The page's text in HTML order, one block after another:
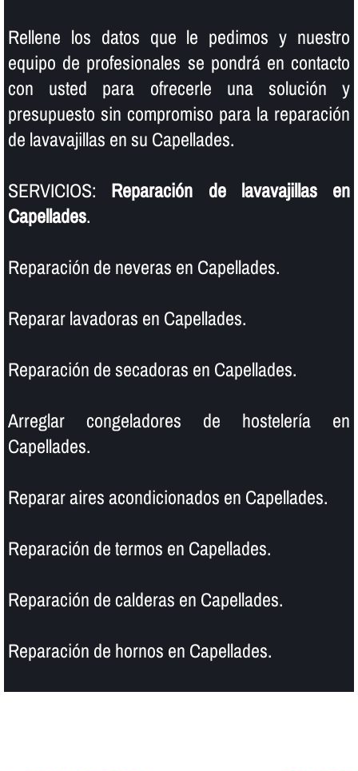
Rellene los datos que le pedimos y nuestro
equipo de profesionales se pondrá en contacto
con usted para ofrecerle una solución y
presupuesto sin compromiso para la reparación
de lavavajillas en su Capellades.
SERVICIOS: Reparación de lavavajillas en
Capellades.
Reparación de neveras en Capellades.
Reparar lavadoras en Capellades.
Reparación de secadoras en Capellades.
Arreglar congeladores de hostelerí­a en
Capellades.
Reparar aires acondicionados en Capellades.
Reparación de termos en Capellades.
Reparación de calderas en Capellades.
Reparación de hornos en Capellades.